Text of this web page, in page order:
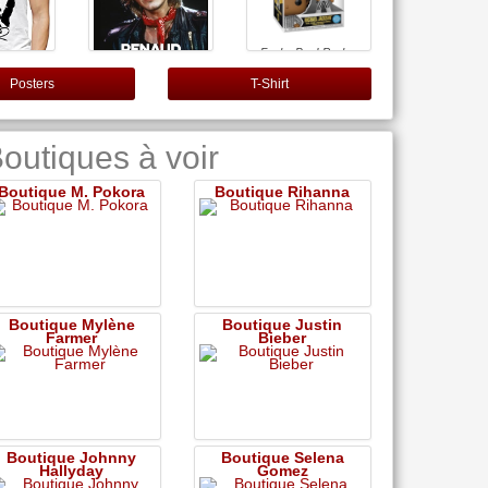
(S)
chansons
Funko Pop! Rocks:
Rock with You -
Pailleté - Figurine en
Vinyle à Collectionner
- Idée de Cadeau -
Produits Officiels -
Posters T-Shirt
à voir
Boutique M. Pokora Boutique Rihanna
Boutique Mylène
Farmer
Boutique Justin
Bieber
Boutique Johnny
Hallyday
Boutique Selena
Gomez